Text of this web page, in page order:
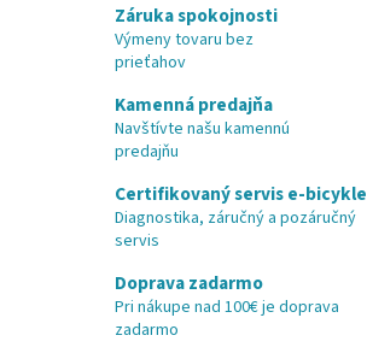
Záruka spokojnosti
Výmeny tovaru bez
prieťahov
Kamenná predajňa
Navštívte našu kamennú
predajňu
Certifikovaný servis e-bicykle
Diagnostika, záručný a pozáručný
servis
Doprava zadarmo
Pri nákupe nad 100€ je doprava
zadarmo